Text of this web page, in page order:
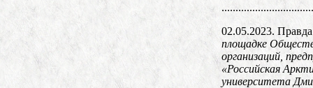
02.05.2023.
площадке
организаций,
«Российская
университета